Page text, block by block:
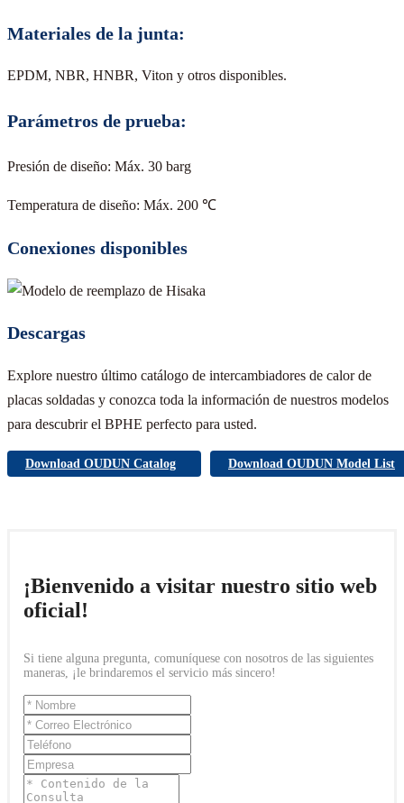
Materiales de la junta:
EPDM, NBR, HNBR, Viton y otros disponibles.
Parámetros de prueba:
Presión de diseño: Máx. 30 barg
Temperatura de diseño: Máx. 200 ℃
Conexiones disponibles
Descargas
Explore nuestro último catálogo de intercambiadores de calor de
placas soldadas y conozca toda la información de nuestros modelos
para descubrir el BPHE perfecto para usted.
Download OUDUN Catalog Download OUDUN Model List
¡Bienvenido a visitar nuestro sitio web
oficial!
Si tiene alguna pregunta, comuníquese con nosotros de las siguientes
maneras, ¡le brindaremos el servicio más sincero!